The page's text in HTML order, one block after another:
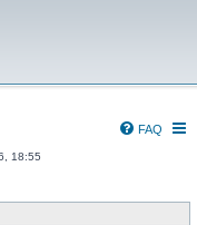
FAQ
18:55